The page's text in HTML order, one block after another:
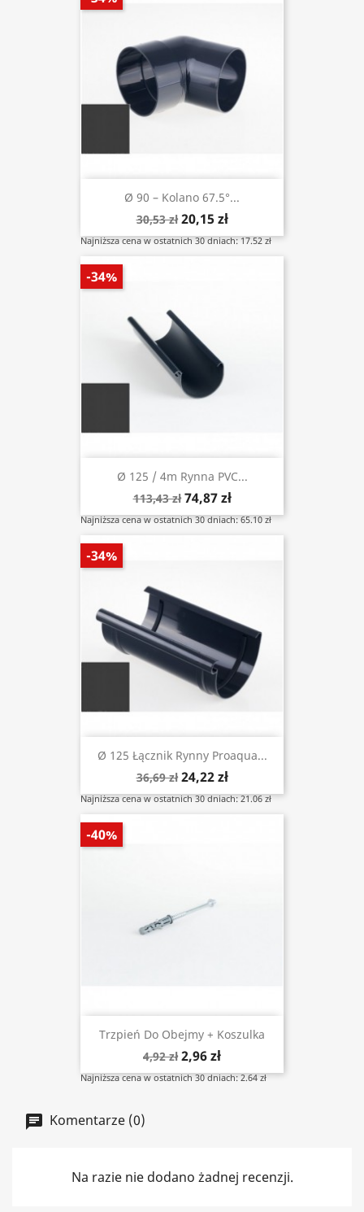
Ø 90 – Kolano 67.5°...
30,53 zł 20,15 zł
Najniższa cena w ostatnich 30 dniach: 17.52 zł
Ø 125 / 4m Rynna PVC...
113,43 zł 74,87 zł
Najniższa cena w ostatnich 30 dniach: 65.10 zł
-34%
Ø 125 Łącznik Rynny Proaqua...
36,69 zł 24,22 zł
Najniższa cena w ostatnich 30 dniach: 21.06 zł
-34%
Trzpień Do Obejmy + Koszulka
4,92 zł 2,96 zł
Najniższa cena w ostatnich 30 dniach: 2.64 zł
-40%
Komentarze (0)
Na razie nie dodano żadnej recenzji.